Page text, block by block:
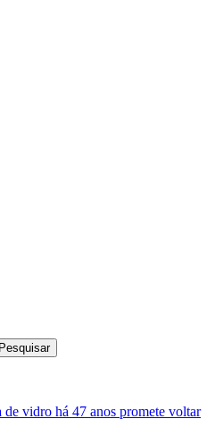
de vidro há 47 anos promete voltar